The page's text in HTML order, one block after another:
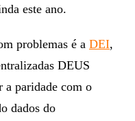
este ano.
problemas é a DEI,
DEUS
a paridade com o
dados do